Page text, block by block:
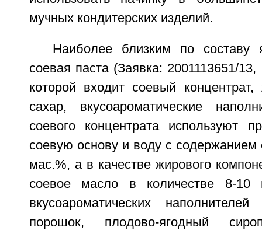
мучных кондитерских изделий.
Наиболее близким по составу
соевая паста (Заявка: 2001113651/
которой входит соевый
сахар, вкусоароматические
соевого концентрата используют
соевую основу и воду с содержанием
мас.%, а в качестве жирового
соевое масло в количестве 8-10
вкусоароматических
порошок, плодово-ягодный